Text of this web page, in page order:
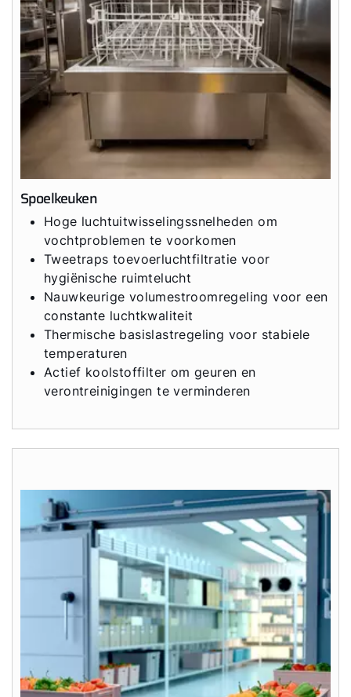
Spoelkeuken
Hoge luchtuitwisselingssnelheden om
vochtproblemen te voorkomen
Tweetraps toevoerluchtfiltratie voor
hygiënische ruimtelucht
Nauwkeurige volumestroomregeling voor een
constante luchtkwaliteit
Thermische basislastregeling voor stabiele
temperaturen
Actief koolstoffilter om geuren en
verontreinigingen te verminderen